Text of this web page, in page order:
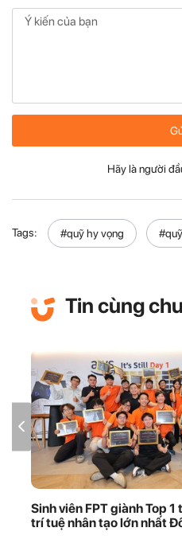
Hãy là người
Tags: #quỹ hy vọng
Tin cùng
Sinh viên FPT giành Top
trí tuệ nhân tạo lớn nhất